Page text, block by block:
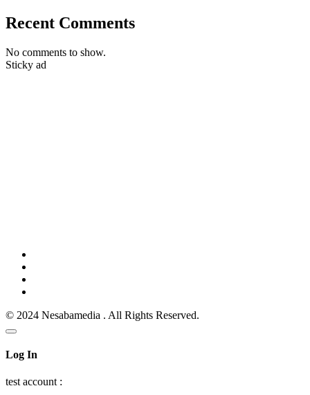
Recent Comments
No comments to show.
Sticky ad
© 2024 Nesabamedia . All Rights Reserved.
Log In
test account :